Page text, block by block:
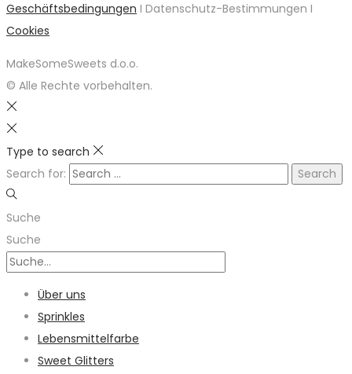
Geschäftsbedingungen I Datenschutz-Bestimmungen I
Cookies
MakeSomeSweets d.o.o.
© Alle Rechte vorbehalten.
Type to search
Search for:
Suche
Suche
Über uns
Sprinkles
Lebensmittelfarbe
Sweet Glitters